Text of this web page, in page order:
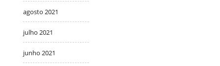
agosto 2021
julho 2021
junho 2021